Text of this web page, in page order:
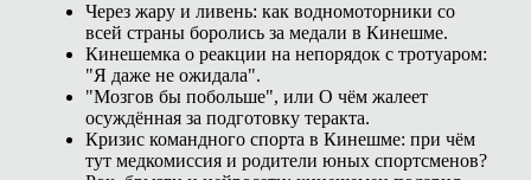
Через жару и ливень: как водномоторники со
всей страны боролись за медали в Кинешме.
Кинешемка о реакции на непорядок с тротуаром:
"Я даже не ожидала".
"Мозгов бы побольше", или О чём жалеет
осуждённая за подготовку теракта.
Кризис командного спорта в Кинешме: при чём
тут медкомиссия и родители юных спортсменов?